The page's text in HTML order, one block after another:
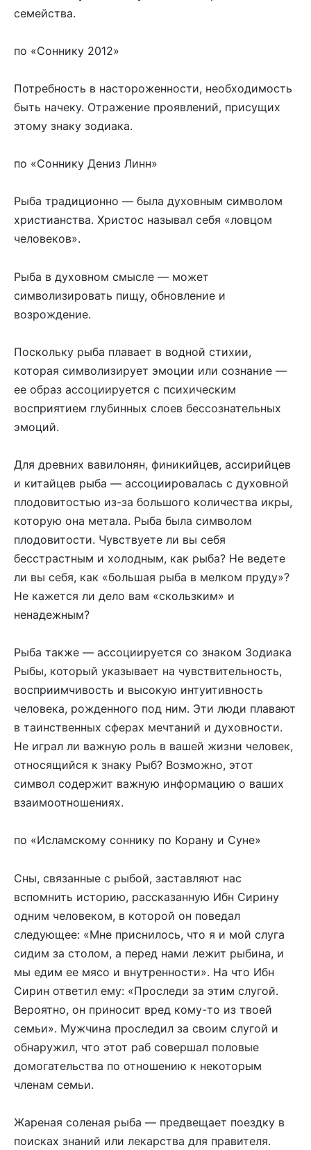
семейства.
по «Соннику 2012»
Потребность в настороженности, необходимость
быть начеку. Отражение проявлений, присущих
этому знаку зодиака.
по «Соннику Дениз Линн»
Рыба традиционно — была духовным символом
христианства. Христос называл себя «ловцом
человеков».
Рыба в духовном смысле — может
символизировать пищу, обновление и
возрождение.
Поскольку рыба плавает в водной стихии,
которая символизирует эмоции или сознание —
ее образ ассоциируется с психическим
восприятием глубинных слоев бессознательных
эмоций.
Для древних вавилонян, финикийцев, ассирийцев
и китайцев рыба — ассоциировалась с духовной
плодовитостью из-за большого количества икры,
которую она метала. Рыба была символом
плодовитости. Чувствуете ли вы себя
бесстрастным и холодным, как рыба? Не ведете
ли вы себя, как «большая рыба в мелком пруду»?
Не кажется ли дело вам «скользким» и
ненадежным?
Рыба также — ассоциируется со знаком Зодиака
Рыбы, который указывает на чувствительность,
восприимчивость и высокую интуитивность
человека, рожденного под ним. Эти люди плавают
в таинственных сферах мечтаний и духовности.
Не играл ли важную роль в вашей жизни человек,
относящийся к знаку Рыб? Возможно, этот
символ содержит важную информацию о ваших
взаимоотношениях.
по «Исламскому соннику по Корану и Суне»
Сны, связанные с рыбой, заставляют нас
вспомнить историю, рассказанную Ибн Сирину
одним человеком, в которой он поведал
следующее: «Мне приснилось, что я и мой слуга
сидим за столом, а перед нами лежит рыбина, и
мы едим ее мясо и внутренности». На что Ибн
Сирин ответил ему: «Проследи за этим слугой.
Вероятно, он приносит вред кому-то из твоей
семьи». Мужчина проследил за своим слугой и
обнаружил, что этот раб совершал половые
домогательства по отношению к некоторым
членам семьи.
Жареная соленая рыба — предвещает поездку в
поисках знаний или лекарства для правителя.